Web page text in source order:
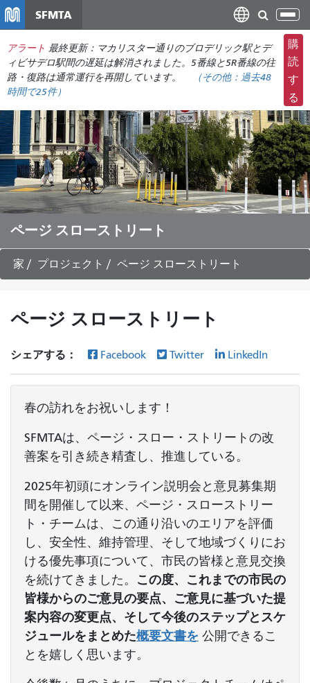
ン
コ
ン
ン
ツ
に
移
動
SFMTA
ナ
ビ
ゲ
ー
シ
ョ
ン
の
切
り
替
え
アラート 最終更新：マカリスター通りのブロデリック駅とデ
ィビサデロ駅間の遅延は解消されました。5番線と5R番線の往
路・復路は通常運行を再開しています。
（その他： 過去48
時間で25件）
購
読
す
る
ページ スローストリート
家 プロジェクト ページ スローストリート
ページ スローストリート
シェアする： Facebook Twitter LinkedIn
春の訪れをお祝いします！
SFMTAは、ページ・スロー・ストリートの改
善案を引き続き精査し、推進している。
2025年初頭にオンライン説明会と意見募集期
間を開催して以来、ページ・スローストリー
ト・チームは、この通り沿いのエリアを評価
し、安全性、維持管理、そして地域づくりにお
ける優先事項について、市民の皆様と意見交換
を続けてきました。 この度、これまでの市民の
皆様からのご意見の要点、ご意見に基づいた提
案内容の変更点、そして今後のステップとスケ
ジュールをまとめた概要文書を 公開できるこ
とを嬉しく思います。